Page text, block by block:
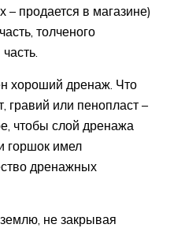
– продается в магазине)
толченого
хороший дренаж. Что
гравий или пенопласт –
чтобы слой дренажа
горшок имел
дренажных
не закрывая